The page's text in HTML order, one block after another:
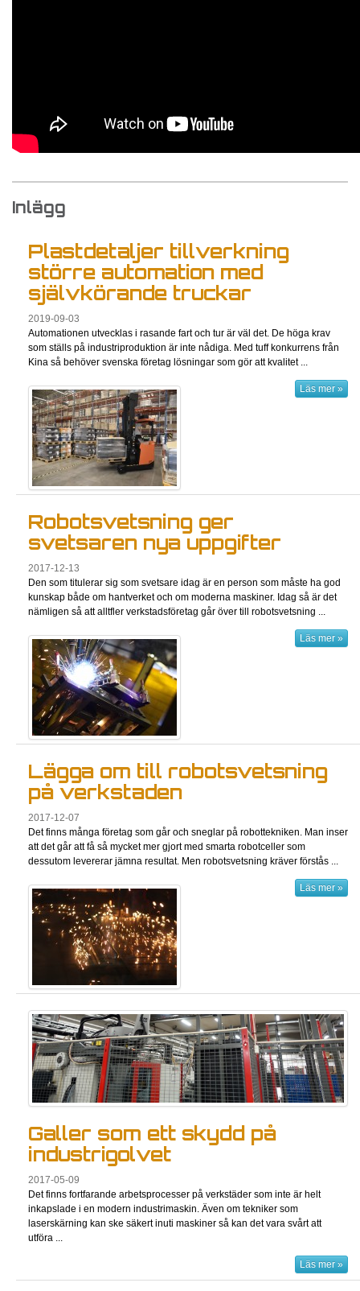
Inlägg
Plastdetaljer tillverkning
större automation med
självkörande truckar
2019-09-03
Automationen utvecklas i rasande fart och tur är väl det. De höga krav
som ställs på industriproduktion är inte nådiga. Med tuff konkurrens från
Kina så behöver svenska företag lösningar som gör att kvalitet ...
Läs mer »
Robotsvetsning ger
svetsaren nya uppgifter
2017-12-13
Den som titulerar sig som svetsare idag är en person som måste ha god
kunskap både om hantverket och om moderna maskiner. Idag så är det
nämligen så att alltfler verkstadsföretag går över till robotsvetsning ...
Läs mer »
Lägga om till robotsvetsning
på verkstaden
2017-12-07
Det finns många företag som går och sneglar på robottekniken. Man inser
att det går att få så mycket mer gjort med smarta robotceller som
dessutom levererar jämna resultat. Men robotsvetsning kräver förstås ...
Läs mer »
Galler som ett skydd på
industrigolvet
2017-05-09
Det finns fortfarande arbetsprocesser på verkstäder som inte är helt
inkapslade i en modern industrimaskin. Även om tekniker som
laserskärning kan ske säkert inuti maskiner så kan det vara svårt att
utföra ...
Läs mer »